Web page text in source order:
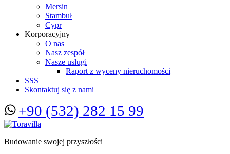
Mersin
Stambuł
Cypr
Korporacyjny
O nas
Nasz zespół
Nasze usługi
Raport z wyceny nieruchomości
SSS
Skontaktuj się z nami
+90 (532) 282 15 99
Budowanie swojej przyszłości